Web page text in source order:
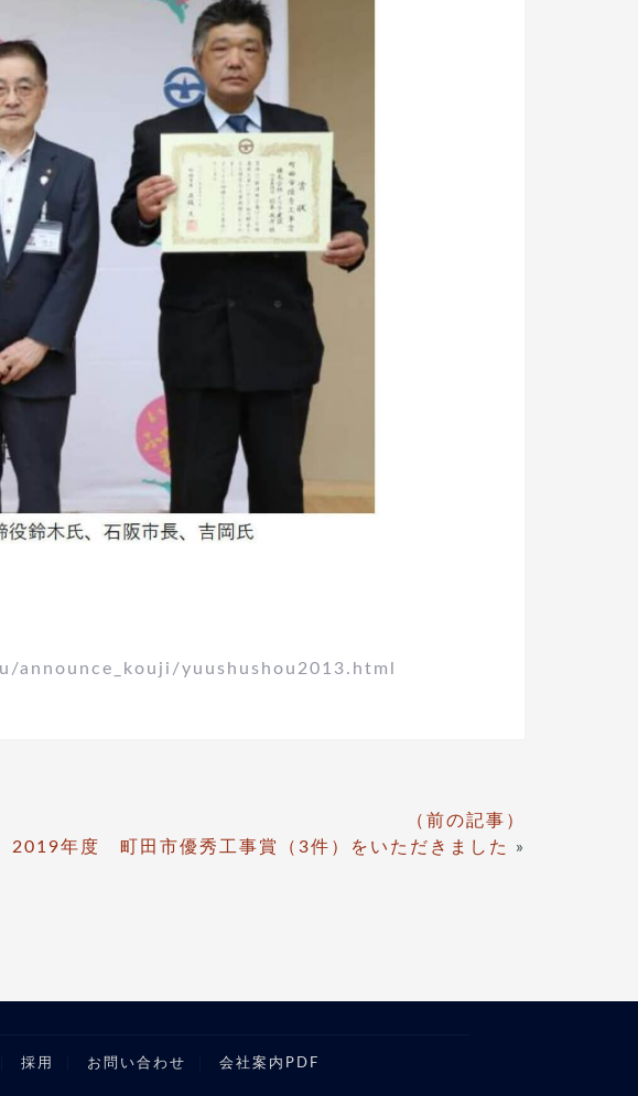
yuushushou2013.html
（前の記事）
2019年度 町田市優秀工事賞（3件）をいただきました
»
採用 お問い合わせ 会社案内PDF